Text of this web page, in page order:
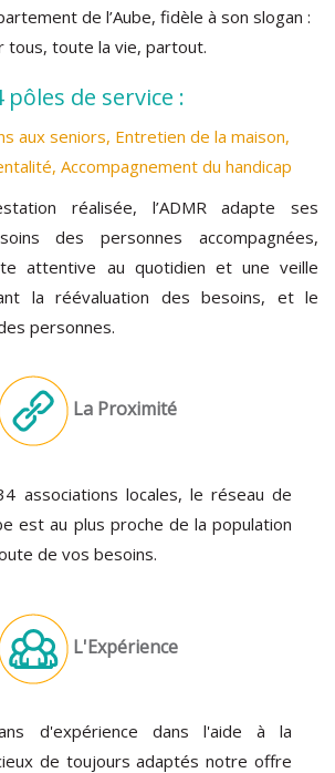
de l’Aube, fidèle à son slogan :
tous, toute la vie, partout.
pôles de service :
aux seniors, Entretien de la maison,
Accompagnement du handicap
réalisée, l’ADMR adapte ses
des personnes accompagnées,
attentive au quotidien et une veille
la réévaluation des besoins, et le
personnes.
La Proximité
associations locales, le réseau de
est au plus proche de la population
de vos besoins.
L'Expérience
d'expérience dans l'aide à la
de toujours adaptés notre offre